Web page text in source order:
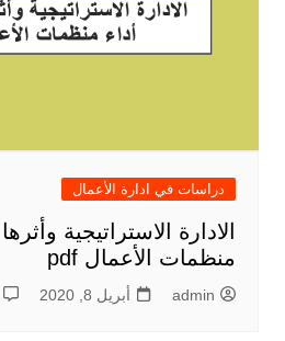
دراسات في ادارة الأعمال
الادارة الاستراتيجية
منظمات الأعمال pdf
admin أبريل 8, 2020